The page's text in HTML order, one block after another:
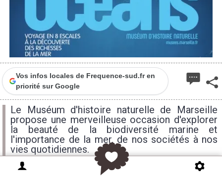
Vos infos locales de Frequence-sud.fr en
priorité sur Google
Le Muséum d'histoire naturelle de Marseille
propose une merveilleuse occasion d'explorer
la beauté de la biodiversité marine et
l'importance de la mer, de nos sociétés à nos
vies quotidiennes.